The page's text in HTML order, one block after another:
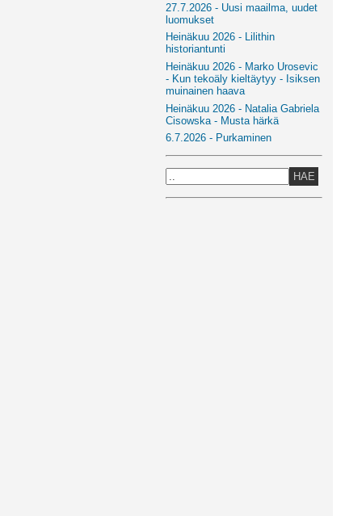
27.7.2026 - Uusi maailma, uudet
luomukset
Heinäkuu 2026 - Lilithin
historiantunti
Heinäkuu 2026 - Marko Urosevic
- Kun tekoäly kieltäytyy - Isiksen
muinainen haava
Heinäkuu 2026 - Natalia Gabriela
Cisowska - Musta härkä
6.7.2026 - Purkaminen
HAE